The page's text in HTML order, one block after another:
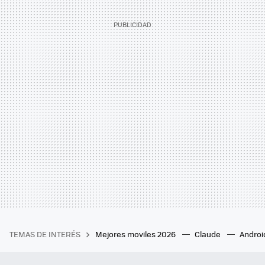
TEMAS DE INTERÉS Mejores moviles 2026 Claude